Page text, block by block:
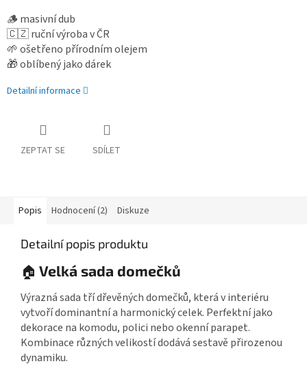
🪵 masivní dub
🇨🇿 ruční výroba v ČR
🌱 ošetřeno přírodním olejem
🎁 oblíbený jako dárek
Detailní informace
ZEPTAT SE SDÍLET
Popis Hodnocení (2) Diskuze
Detailní popis produktu
🏠 Velká sada domečků
Výrazná sada tří dřevěných domečků, která v interiéru
vytvoří dominantní a harmonický celek. Perfektní jako
dekorace na komodu, polici nebo okenní parapet.
Kombinace různých velikostí dodává sestavě přirozenou
dynamiku.